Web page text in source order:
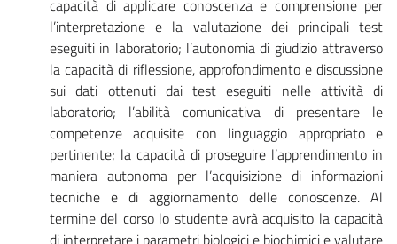
capacità di applicare conoscenza e comprensione per
l’interpretazione e la valutazione dei principali test
eseguiti in laboratorio; l’autonomia di giudizio attraverso
la capacità di riflessione, approfondimento e discussione
sui dati ottenuti dai test eseguiti nelle attività di
laboratorio; l’abilità comunicativa di presentare le
competenze acquisite con linguaggio appropriato e
pertinente; la capacità di proseguire l’apprendimento in
maniera autonoma per l’acquisizione di informazioni
tecniche e di aggiornamento delle conoscenze. Al
termine del corso lo studente avrà acquisito la capacità
di interpretare i parametri biologici e biochimici e valutare